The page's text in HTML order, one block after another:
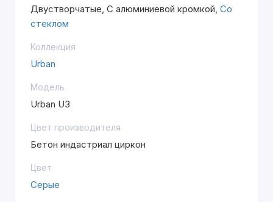
Двустворчатые, С алюминиевой кромкой, Со
стеклом
Коллекция
Urban
Модель
Urban U3
Цвет производителя
Бетон индастриал циркон
Цвет
Серые